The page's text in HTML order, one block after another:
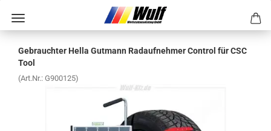
Ge­brauch­ter Hella Gut­mann Rad­auf­neh­mer Con­trol für CSC
Tool
(Art.Nr.: G900125)